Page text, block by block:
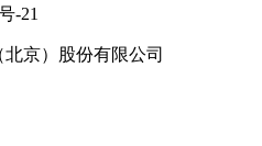
-21
京）股份有限公司